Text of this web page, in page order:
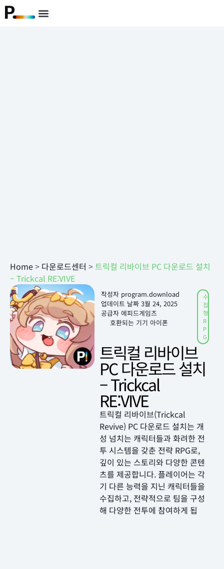
Home> 다운로드센터 > 트릭컬 리바이브 PC 다운로드 설치
– Trickcal RE:VIVE
작성자 program.download
업데이트 날짜 3월 24, 2025
공급자 에피드게임즈
호환되는 기기 아이폰
수
집
형
R
P
G
트릭컬 리바이브
PC 다운로드 설치
– Trickcal
RE:VIVE
트릭컬 리바이브(Trickcal
Revive) PC 다운로드 설치는 개
성 넘치는 캐릭터들과 화려한 전
투 시스템을 갖춘 전략 RPG로,
깊이 있는 스토리와 다양한 콘텐
츠를 제공합니다. 플레이어는 각
기 다른 능력을 지닌 캐릭터들을
수집하고, 전략적으로 팀을 구성
해 다양한 전투에 참여하게 됩